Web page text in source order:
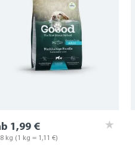
1,99 €
kg (1 kg = 1,11 €)